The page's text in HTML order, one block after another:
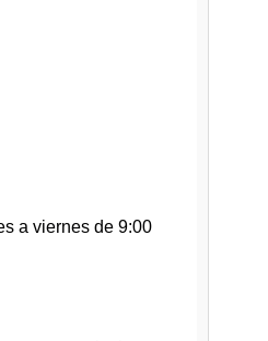
a viernes de 9:00